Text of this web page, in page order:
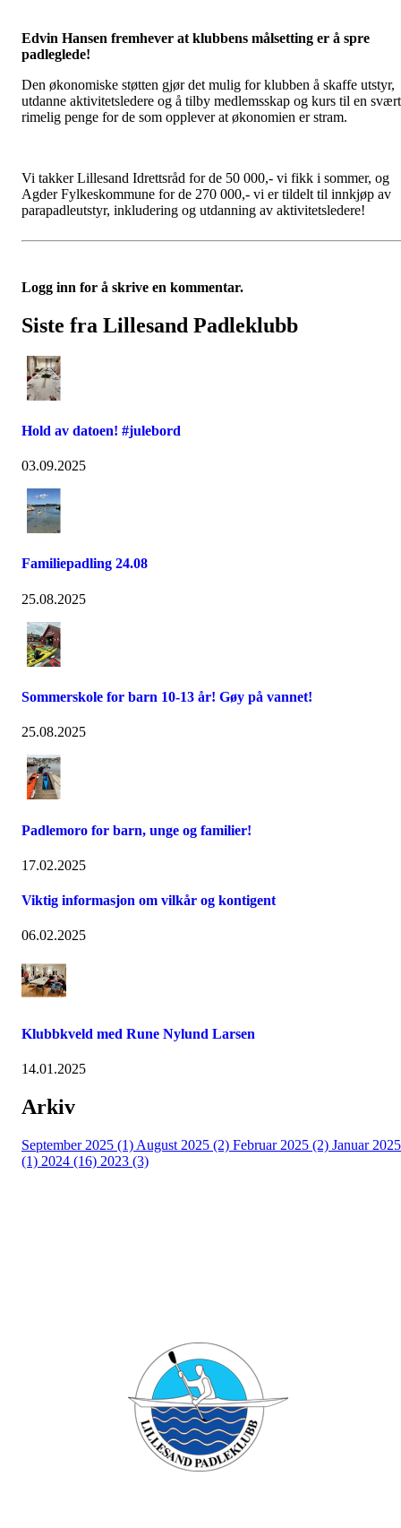
Edvin Hansen fremhever at klubbens målsetting er å spre
padleglede!
Den økonomiske støtten gjør det mulig for klubben å skaffe utstyr,
utdanne aktivitetsledere og å tilby medlemsskap og kurs til en svært
rimelig penge for de som opplever at økonomien er stram.
Vi takker Lillesand Idrettsråd for de 50 000,- vi fikk i sommer, og
Agder Fylkeskommune for de 270 000,- vi er tildelt til innkjøp av
parapadleutstyr, inkludering og utdanning av aktivitetsledere!
Logg inn for å skrive en kommentar.
Siste fra Lillesand Padleklubb
Hold av datoen! #julebord
03.09.2025
Familiepadling 24.08
25.08.2025
Sommerskole for barn 10-13 år! Gøy på vannet!
25.08.2025
Padlemoro for barn, unge og familier!
17.02.2025
Viktig informasjon om vilkår og kontigent
06.02.2025
Klubbkveld med Rune Nylund Larsen
14.01.2025
Arkiv
September 2025 (1) August 2025 (2) Februar 2025 (2) Januar 2025
(1) 2024 (16) 2023 (3)